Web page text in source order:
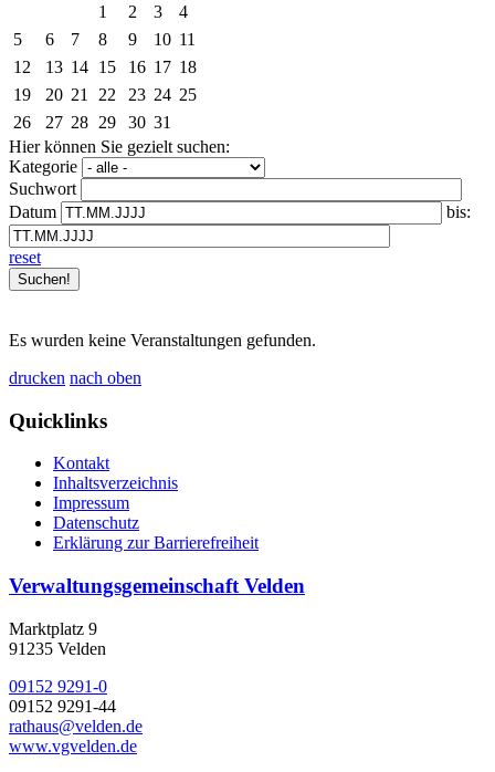
1
2 3
4
5
6 7 8 9 10 11
12
13 14 15 16 17 18
19
20 21 22 23 24 25
26
27 28 29 30 31
Hier können Sie gezielt suchen:
Kategorie
Suchwort
Datum
bis:
reset
Es wurden keine Veranstaltungen gefunden.
drucken nach oben
Quicklinks
Kontakt
Inhaltsverzeichnis
Impressum
Datenschutz
Erklärung zur Barrierefreiheit
Verwaltungsgemeinschaft Velden
Marktplatz 9
91235 Velden
09152 9291-0
09152 9291-44
rathaus@velden.de
www.vgvelden.de